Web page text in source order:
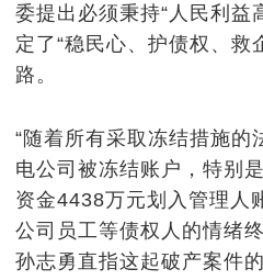
委提出必须秉持“人民利益
定了“稳民心、护债权、救
路。
“随着所有采取冻结措施的
电公司被冻结账户，特别
资金4438万元划入管理人
公司员工等债权人的情绪
孙志勇直指这起破产案件